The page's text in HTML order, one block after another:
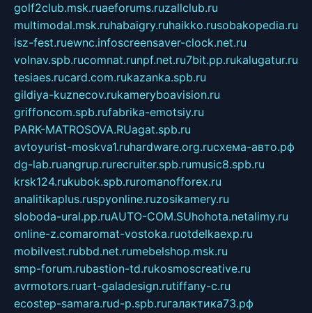
golf2club.msk.ruaeforums.ruzallclub.ru
multimodal.msk.ruhabaigry.ruhaikko.rusobakopedia.ru
isz-fest.ruewnc.infoscreensaver-clock.net.ru
volnav.spb.rucomnat.runpf.net.ru7bit.pp.rukalugatur.ru
tesiaes.rucard.com.rukazanka.spb.ru
gildiya-kuznecov.rukameryboavision.ru
griffoncom.spb.rufabrika-emotsiy.ru
PARK-MATROSOVA.RUagat.spb.ru
avtoyurist-moskva1.ruhardware.org.ruсхема-авто.рф
dg-lab.ruangrup.rurecruiter.spb.rumusic8.spb.ru
krsk124.rukubok.spb.ruromanofforex.ru
analitikaplus.ruspyonline.ruzosikamery.ru
sloboda-ural.pp.ruAUTO-COM.SUhohota.netalimy.ru
online-z.comaromat-vostoka.ruotdelkaexp.ru
mobilvest.rubbd.net.rumebelshop.msk.ru
smp-forum.rubastion-td.rukosmoscreative.ru
avrmotors.ruart-galadesign.rutiffany-c.ru
ecostep-samara.rud-p.spb.ruгалактика73.рф